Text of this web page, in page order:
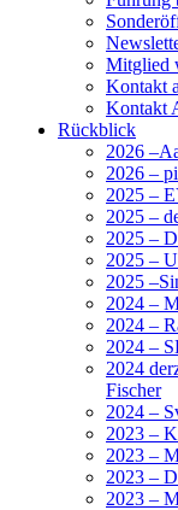
Mitglied
Kontakt
Kontakt
Rückblick
2026
2026 –
2025 –
2025 –
2025 –
2025 –
2025
2024 –
2024 –
2024 –
2024
Fischer
2024 –
2023 –
2023 –
2023 –
2023 –